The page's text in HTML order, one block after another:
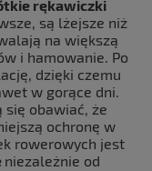
rękawiczki
są lżejsze niż
na większą
i hamowanie. Po
dzięki czemu
w gorące dni.
się obawiać, że
ochronę w
rowerowych jest
niezależnie od